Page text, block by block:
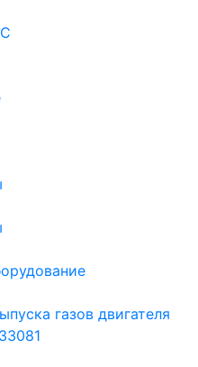
газов двигателя